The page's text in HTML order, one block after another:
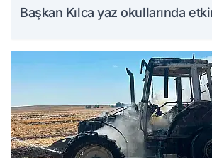
Başkan Kılca yaz okullarında